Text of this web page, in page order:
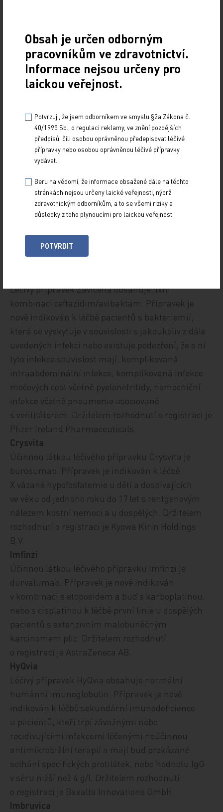
indikace subkutánní formulace přípravku
Remsima na léčbu dospělých pacientů
s Crohnovou chorobou, ulcerózní kolitidou,
ankylozující spondylitidou, psoriatickou artritidou
a psoriázou v souladu s indikacemi intravenózně
rozhodnutí o registraci je Celltrion Healthcare
Hungary Kft.
Xolair
Léčivý přípravek Xolair obsahuje omalizumab.
Přípravek je nově indikován jako přídatná léčba
k intranazálnímkortikosteroidům (INC)
u dospělých (18 let a více) s těžkou chronickou
rinosinusitidou s nosními polypy, u nichž terapie
INC nezajišťuje dostatečnou kontrolu onemocnění
Držitelem rozhodnutí o registraci je Novartis
Europharm Limited.
Léčivý přípravek Zavicefta obsahuje fixní
kombinaci ceftazidim/avibaktam. Přípravek je
nově indikován k léčbě pacientů s bakteriemií,
která se vyskytuje v souvislosti s jakoukoliv z dále
uvedených infekcí nebo existuje podezření, že s ní
tyto infekce souvislost mají: komplikovaná
intraabdominální infekce, komplikovaná infekce
močových cest včetně pyelonefritidy, nemocniční
infekce včetně pneumonie asociované
s ventilátorem. Držitelem rozhodnutí o registraci je
Pfizer Ireland Pharmaceuticals.
Crysvita
Účinnou látkou léčivého přípravku Crysvita je
burosumab. Přípravek je indikován k léčbě
X vázané hypofosfatemie u dětí a dospívajících
ve věku od jednoho roku do 17 let s rentgenovým
nálezem kostní nemoci a u dospělých. Držitelem
rozhodnutí o registraci je Kyowa Kirin Holdings
B.V.
Imfinzi
Účinnou látkou léčivého přípravku Imfinzi je
durvalumab. Přípravek je nově indikován
v kombinaci s etoposidem a buď s karboplatinou,
nebo s cisplatinou k léčbě první linie u dospělých
pacientů s extenzivním malobuněčným
karcinomem plic. Držitelem rozhodnutí
o registraci je AstraZeneca AB.
HyQvia
Léčivý přípravek HyQvia obsahuje normální
humánní imunoglobulin. Přípravek je nově
indikován k léčbě sekundární imunodeficience
u pacientů, kteří trpí závažnými nebo
recidivujícími infekcemi léčenými neúčinnou
antimikrobiální terapií a mají buď prokázané
selhání specifických protilátek, nebo hodnotu IgG
v séru nižší než 4 g/l. Držitelem rozhodnutí
o registraci je Baxalta Innovations GmbH.
Imbruvica
Obsah je určen odborným
pracovníkům ve zdravotnictví.
Informace nejsou určeny pro
laickou veřejnost.
Potvrzuji, že jsem odborníkem ve smyslu §2a Zákona č.
40/1995 Sb., o regulaci reklamy, ve znění pozdějších
předpisů, čili osobou oprávněnou předepisovat léčivé
přípravky nebo osobou oprávněnou léčivé přípravky
vydávat.
Beru na vědomí, že informace obsažené dále na těchto
stránkách nejsou určeny laické veřejnosti, nýbrž
zdravotnickým odborníkům, a to se všemi riziky a
důsledky z toho plynoucími pro laickou veřejnost.
POTVRDIT